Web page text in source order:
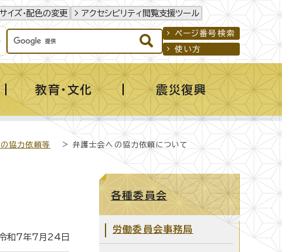
イズ・配色の変更 アクセシビリティ閲覧支援ツール
ページ番号検索
使い方
教育・文化 震災復興
協力依頼等 > 弁護士会への協力依頼について
和7年7月24日
各種委員会
労働委員会事務局